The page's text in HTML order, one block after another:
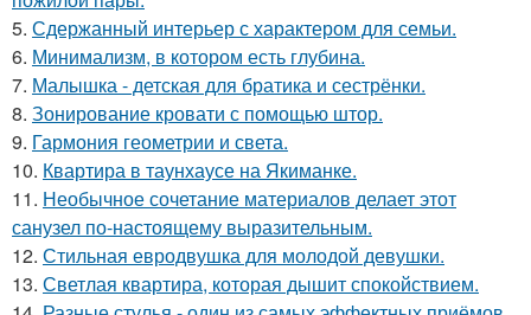
5. Сдержанный интерьер с характером для семьи.
6. Минимализм, в котором есть глубина.
7. Малышка - детская для братика и сестрёнки.
8. Зонирование кровати с помощью штор.
9. Гармония геометрии и света.
10. Квартира в таунхаусе на Якиманке.
11. Необычное сочетание материалов делает этот
санузел по-настоящему выразительным.
12. Стильная евродвушка для молодой девушки.
13. Светлая квартира, которая дышит спокойствием.